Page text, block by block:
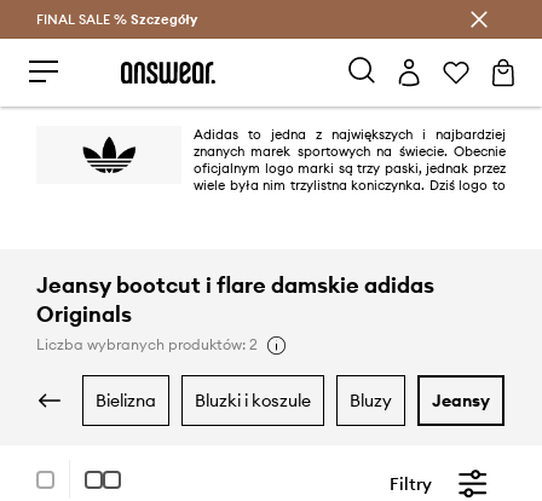
Oszczędzaj z Answear Club >
FINAL SALE % Szczegóły
Adidas to jedna z największych i najbardziej
znanych marek sportowych na świecie. Obecnie
oficjalnym logo marki są trzy paski, jednak przez
wiele była nim trzylistna koniczynka. Dziś logo to
Jeansy bootcut i flare damskie adidas
Originals
Liczba wybranych produktów: 2
bielizna bluzki i koszule bluzy jeansy
Filtry